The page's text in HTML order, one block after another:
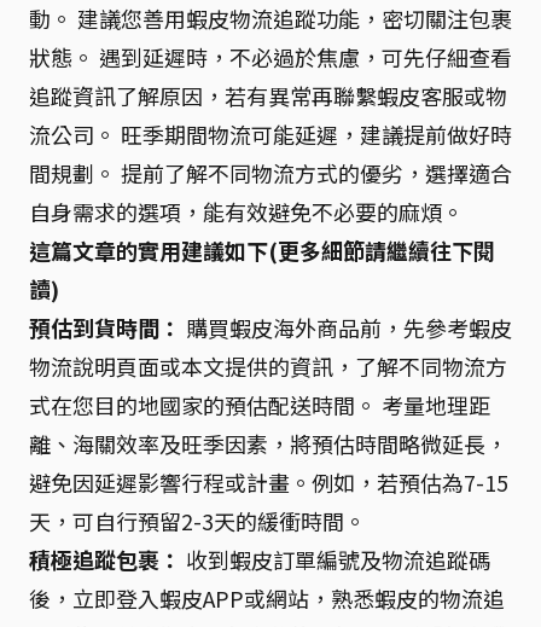
動。 建議您善用蝦皮物流追蹤功能，密切關注包裹
狀態。 遇到延遲時，不必過於焦慮，可先仔細查看
追蹤資訊了解原因，若有異常再聯繫蝦皮客服或物
流公司。 旺季期間物流可能延遲，建議提前做好時
間規劃。 提前了解不同物流方式的優劣，選擇適合
自身需求的選項，能有效避免不必要的麻煩。
這篇文章的實用建議如下(更多細節請繼續往下閱
讀)
預估到貨時間： 購買蝦皮海外商品前，先參考蝦皮
物流說明頁面或本文提供的資訊，了解不同物流方
式在您目的地國家的預估配送時間。 考量地理距
離、海關效率及旺季因素，將預估時間略微延長，
避免因延遲影響行程或計畫。例如，若預估為7-15
天，可自行預留2-3天的緩衝時間。
積極追蹤包裹： 收到蝦皮訂單編號及物流追蹤碼
後，立即登入蝦皮APP或網站，熟悉蝦皮的物流追